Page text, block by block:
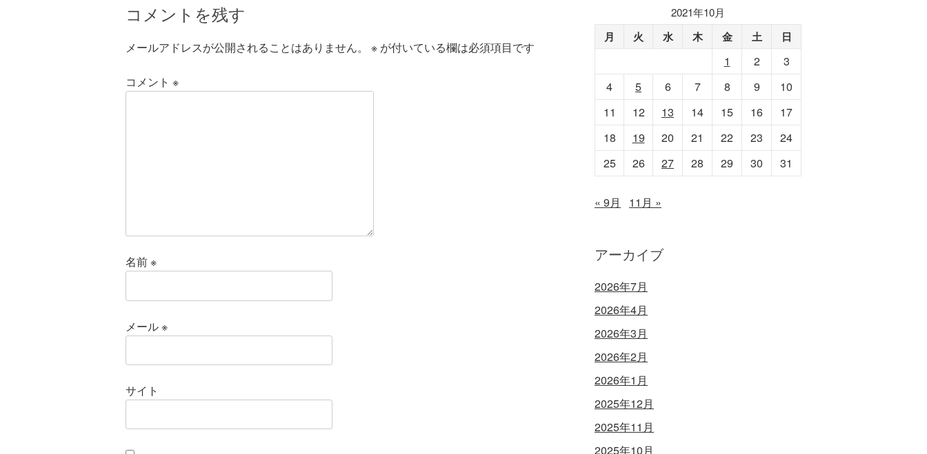
コメントを残す
メールアドレスが公開されることはありません。 ※ が付いている欄は必須項目です
コメント ※
名前※
メール※
サイト
2021年10月
月 火 水 木 金 土 日
1 2
3
4
5 6 7 8 9
10
11
12 13 14 15 16
17
18
19 20 21 22 23
24
25
26 27 28 29 30 31
« 9月 11月 »
アーカイブ
2026年7月
2026年4月
2026年3月
2026年2月
2026年1月
2025年12月
2025年11月
2025年10月